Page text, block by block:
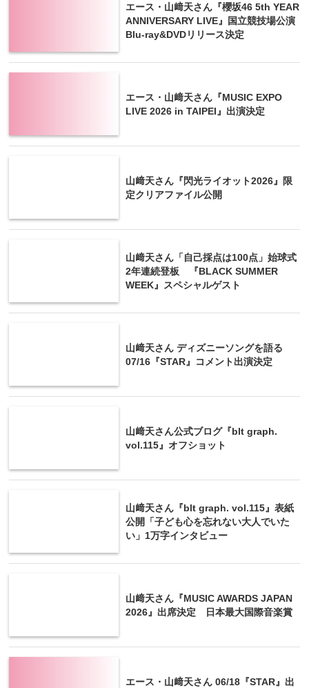
エース・山﨑天さん『櫻坂46 5th YEAR
ANNIVERSARY LIVE』国立競技場公演
Blu-ray&DVDリリース決定
エース・山﨑天さん『MUSIC EXPO
LIVE 2026 in TAIPEI』出演決定
山﨑天さん『閃光ライオット2026』限
定クリアファイル公開
山﨑天さん「自己採点は100点」始球式
2年連続登板 『BLACK SUMMER
WEEK』スペシャルゲスト
山﨑天さん ディズニーソングを語る
07/16『STAR』コメント出演決定
山﨑天さん公式ブログ『blt graph.
vol.115』オフショット
山﨑天さん『blt graph. vol.115』表紙
公開「子ども心を忘れない大人でいた
い」1万字インタビュー
山﨑天さん『MUSIC AWARDS JAPAN
2026』出席決定 日本最大国際音楽賞
エース・山﨑天さん 06/18『STAR』出